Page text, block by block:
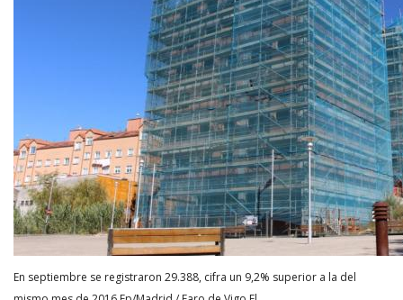
En septiembre se registraron 29.388, cifra un 9,2% superior a la del